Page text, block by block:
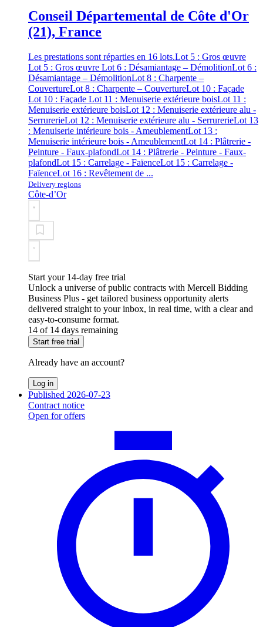
Conseil Départemental de Côte d'Or
(21), France
Les prestations sont réparties en 16 lots.Lot 5 : Gros œuvre
Lot 5 : Gros œuvre Lot 6 : Désamiantage – DémolitionLot 6 :
Désamiantage – DémolitionLot 8 : Charpente –
CouvertureLot 8 : Charpente – CouvertureLot 10 : Façade
Lot 10 : Façade Lot 11 : Menuiserie extérieure boisLot 11 :
Menuiserie extérieure boisLot 12 : Menuiserie extérieure alu -
SerrurerieLot 12 : Menuiserie extérieure alu - SerrurerieLot 13
: Menuiserie intérieure bois - AmeublementLot 13 :
Menuiserie intérieure bois - AmeublementLot 14 : Plâtrerie -
Peinture - Faux-plafondLot 14 : Plâtrerie - Peinture - Faux-
plafondLot 15 : Carrelage - FaïenceLot 15 : Carrelage -
FaïenceLot 16 : Revêtement de ...
Delivery regions
Côte-d’Or
Start your 14-day free trial
Unlock a universe of public contracts with Mercell Bidding
Business Plus - get tailored business opportunity alerts
delivered straight to your inbox, in real time, with a clear and
easy-to-consume format.
14 of 14 days remaining
Start free trial
Already have an account?
Log in
Published 2026-07-23
Contract notice
Open for offers